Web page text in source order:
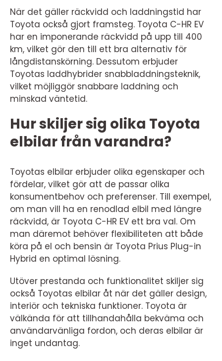
När det gäller räckvidd och laddningstid har
Toyota också gjort framsteg. Toyota C-HR EV
har en imponerande räckvidd på upp till 400
km, vilket gör den till ett bra alternativ för
långdistanskörning. Dessutom erbjuder
Toyotas laddhybrider snabbladdningsteknik,
vilket möjliggör snabbare laddning och
minskad väntetid.
Hur skiljer sig olika Toyota
elbilar från varandra?
Toyotas elbilar erbjuder olika egenskaper och
fördelar, vilket gör att de passar olika
konsumentbehov och preferenser. Till exempel,
om man vill ha en renodlad elbil med längre
räckvidd, är Toyota C-HR EV ett bra val. Om
man däremot behöver flexibiliteten att både
köra på el och bensin är Toyota Prius Plug-in
Hybrid en optimal lösning.
Utöver prestanda och funktionalitet skiljer sig
också Toyotas elbilar åt när det gäller design,
interiör och tekniska funktioner. Toyota är
välkända för att tillhandahålla bekväma och
användarvänliga fordon, och deras elbilar är
inget undantag.